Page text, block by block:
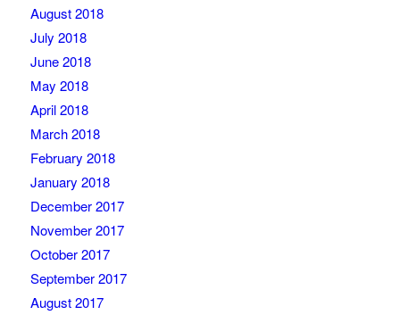
August 2018
July 2018
June 2018
May 2018
April 2018
March 2018
February 2018
January 2018
December 2017
November 2017
October 2017
September 2017
August 2017